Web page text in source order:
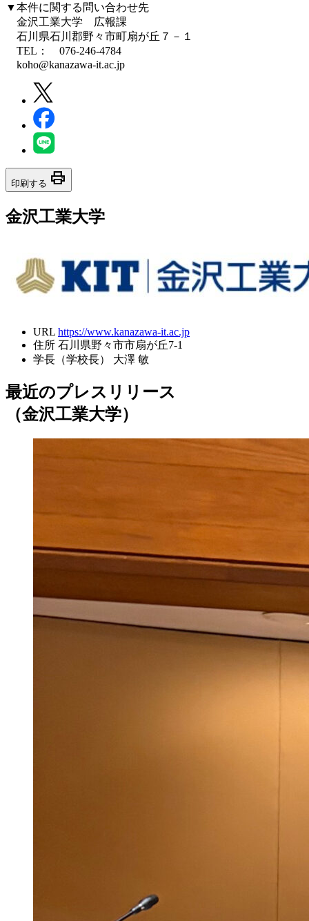
▼本件に関する問い合わせ先
金沢工業大学 広報課
石川県石川郡野々市町扇が丘７－１
TEL： 076-246-4784
koho@kanazawa-it.ac.jp
印刷する print
金沢工業大学
URL https://www.kanazawa-it.ac.jp
住所 石川県野々市市扇が丘7-1
学長（学校長）
大澤 敏
最近のプレスリリース
（金沢工業大学）